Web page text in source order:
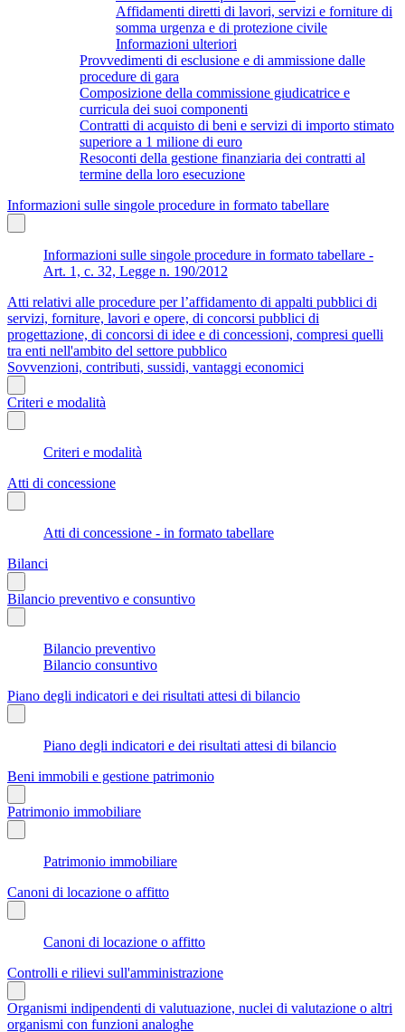
Affidamenti diretti di lavori, servizi e forniture di
somma urgenza e di protezione civile
Informazioni ulteriori
Provvedimenti di esclusione e di ammissione dalle
procedure di gara
Composizione della commissione giudicatrice e
curricula dei suoi componenti
Contratti di acquisto di beni e servizi di importo stimato
superiore a 1 milione di euro
Resoconti della gestione finanziaria dei contratti al
termine della loro esecuzione
Informazioni sulle singole procedure in formato tabellare
Informazioni sulle singole procedure in formato tabellare -
Art. 1, c. 32, Legge n. 190/2012
Atti relativi alle procedure per l’affidamento di appalti pubblici di
servizi, forniture, lavori e opere, di concorsi pubblici di
progettazione, di concorsi di idee e di concessioni, compresi quelli
tra enti nell'ambito del settore pubblico
Sovvenzioni, contributi, sussidi, vantaggi economici
Criteri e modalità
Criteri e modalità
Atti di concessione
Atti di concessione - in formato tabellare
Bilanci
Bilancio preventivo e consuntivo
Bilancio preventivo
Bilancio consuntivo
Piano degli indicatori e dei risultati attesi di bilancio
Piano degli indicatori e dei risultati attesi di bilancio
Beni immobili e gestione patrimonio
Patrimonio immobiliare
Patrimonio immobiliare
Canoni di locazione o affitto
Canoni di locazione o affitto
Controlli e rilievi sull'amministrazione
Organismi indipendenti di valutuazione, nuclei di valutazione o altri
organismi con funzioni analoghe